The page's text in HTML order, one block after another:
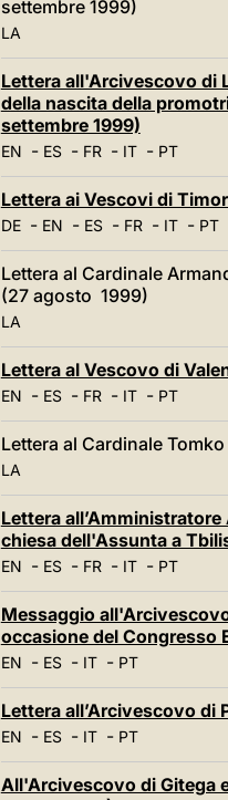
settembre 1999)
LA
Lettera all'Arcivescovo di
della nascita della
settembre 1999)
EN - ES- FR- IT- PT
Lettera ai Vescovi di
DE- EN - ES- FR- IT- PT
Lettera al Cardinale
(27 agosto 1999)
LA
Lettera al Vescovo di
EN - ES- FR- IT- PT
Lettera al Cardinale
LA
Lettera
chiesa dell'Assunta a
EN - ES- FR- IT- PT
Messaggio
occasione del Congresso
EN - ES- IT- PT
Lettera all’Arcivescovo di
EN - ES- IT- PT
All'Arcivescovo di Gitega